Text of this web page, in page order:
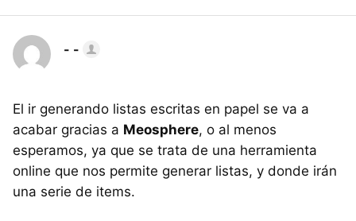
- -
El ir generando listas escritas en papel se va a
acabar gracias a Meosphere, o al menos
esperamos, ya que se trata de una herramienta
online que nos permite generar listas, y donde irán
una serie de items.